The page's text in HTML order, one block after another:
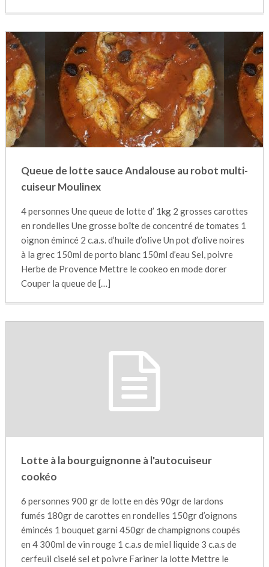
Queue de lotte sauce Andalouse au robot multi-
cuiseur Moulinex
4 personnes Une queue de lotte d’ 1kg 2 grosses carottes
en rondelles Une grosse boîte de concentré de tomates 1
oignon émincé 2 c.a.s. d’huile d’olive Un pot d’olive noires
à la grec 150ml de porto blanc 150ml d’eau Sel, poivre
Herbe de Provence Mettre le cookeo en mode dorer
Couper la queue de […]
Lotte à la bourguignonne à l'autocuiseur
cookéo
6 personnes 900 gr de lotte en dès 90gr de lardons
fumés 180gr de carottes en rondelles 150gr d’oignons
émincés 1 bouquet garni 450gr de champignons coupés
en 4 300ml de vin rouge 1 c.a.s de miel liquide 3 c.a.s de
cerfeuil ciselé sel et poivre Fariner la lotte Mettre le